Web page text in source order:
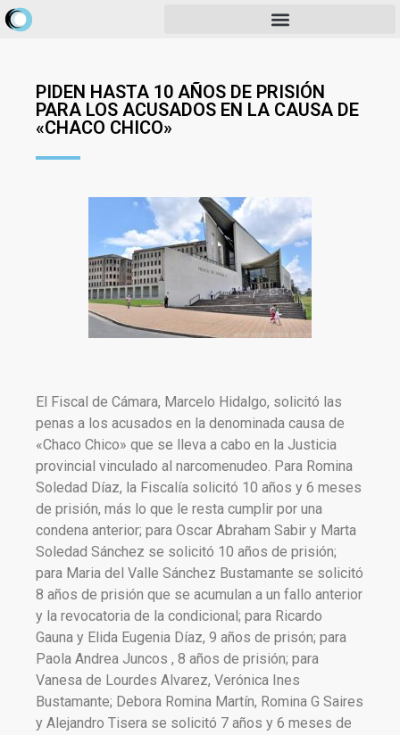
PIDEN HASTA 10 AÑOS DE PRISIÓN
PARA LOS ACUSADOS EN LA CAUSA DE
«CHACO CHICO»
El Fiscal de Cámara, Marcelo Hidalgo, solicitó las
penas a los acusados en la denominada causa de
«Chaco Chico» que se lleva a cabo en la Justicia
provincial vinculado al narcomenudeo. Para Romina
Soledad Díaz, la Fiscalía solicitó 10 años y 6 meses
de prisión, más lo que le resta cumplir por una
condena anterior; para Oscar Abraham Sabir y Marta
Soledad Sánchez se solicitó 10 años de prisión;
para Maria del Valle Sánchez Bustamante se solicitó
8 años de prisión que se acumulan a un fallo anterior
y la revocatoria de la condicional; para Ricardo
Gauna y Elida Eugenia Díaz, 9 años de prisón; para
Paola Andrea Juncos , 8 años de prisión; para
Vanesa de Lourdes Alvarez, Verónica Ines
Bustamante; Debora Romina Martín, Romina G Saires
y Alejandro Tisera se solicitó 7 años y 6 meses de